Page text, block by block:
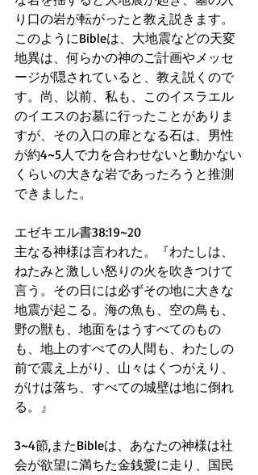
り口の岩が転がったと教え説きます。
このようにBibleは、大地震などの天変
地異は、何らかの神のご計画やメッセ
ージが隠されていると、教え説くので
す。尚、以前、私も、このイスラエル
のイエスのお墓に行ったことがありま
すが、その入口の扉となる石は、男性
が約4~5人で力を合わせないと動かない
くらいの大きな岩であったろうと推測
できました。
エゼキエル書38:19~20
主なる神様は言われた。『わたしは、
ねたみと激しい怒りの火を吹きつけて
言う。その日には必ずその地に大きな
地震が起こる。海の魚も、空の鳥も、
野の獣も、地面をはうすべてのもの
も、地上のすべての人間も、わたしの
前で震え上がり、山々はくつがえり、
がけは落ち、すべての城壁は地に倒れ
る。』
3~4節,またBibleは、あなたの神様は社
会が欲望に満ちた金銭愛に走り、国民